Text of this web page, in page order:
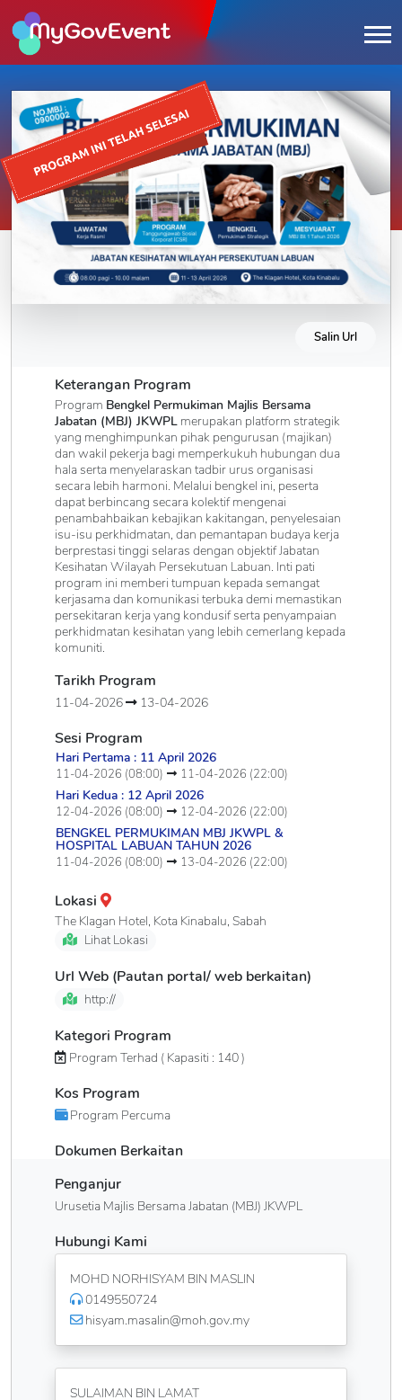
Salin Url
Keterangan Program
Program Bengkel Permukiman Majlis Bersama
Jabatan (MBJ) JKWPL merupakan platform strategik
yang menghimpunkan pihak pengurusan (majikan)
dan wakil pekerja bagi memperkukuh hubungan dua
hala serta menyelaraskan tadbir urus organisasi
secara lebih harmoni. Melalui bengkel ini, peserta
dapat berbincang secara kolektif mengenai
penambahbaikan kebajikan kakitangan, penyelesaian
isu-isu perkhidmatan, dan pemantapan budaya kerja
berprestasi tinggi selaras dengan objektif Jabatan
Kesihatan Wilayah Persekutuan Labuan. Inti pati
program ini memberi tumpuan kepada semangat
kerjasama dan komunikasi terbuka demi memastikan
persekitaran kerja yang kondusif serta penyampaian
perkhidmatan kesihatan yang lebih cemerlang kepada
komuniti.
Tarikh Program
11-04-2026 13-04-2026
Sesi Program
Hari Pertama : 11 April 2026
11-04-2026 (08:00) 11-04-2026 (22:00)
Hari Kedua : 12 April 2026
12-04-2026 (08:00) 12-04-2026 (22:00)
BENGKEL PERMUKIMAN MBJ JKWPL &
HOSPITAL LABUAN TAHUN 2026
11-04-2026 (08:00) 13-04-2026 (22:00)
Lokasi
The Klagan Hotel, Kota Kinabalu, Sabah
Lihat Lokasi
Url Web (Pautan portal/ web berkaitan)
http://
Kategori Program
Program Terhad ( Kapasiti : 140 )
Kos Program
Program Percuma
Dokumen Berkaitan
Penganjur
Urusetia Majlis Bersama Jabatan (MBJ) JKWPL
Hubungi Kami
MOHD NORHISYAM BIN MASLIN
0149550724
hisyam.masalin@moh.gov.my
SULAIMAN BIN LAMAT